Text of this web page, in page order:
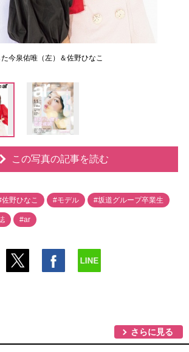
今泉佑唯（左）＆佐野ひなこ
この写真の記事を読む
佐野ひなこ #モデル #坂道グループ卒業生
#ar
さらに見る